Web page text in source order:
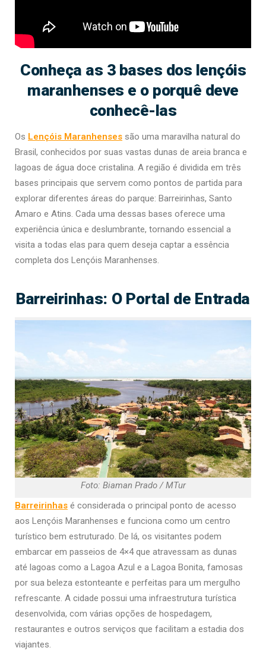
Conheça as 3 bases dos lençóis
maranhenses e o porquê deve
conhecê-las
Os Lençóis Maranhenses são uma maravilha natural do
Brasil, conhecidos por suas vastas dunas de areia branca e
lagoas de água doce cristalina. A região é dividida em três
bases principais que servem como pontos de partida para
explorar diferentes áreas do parque: Barreirinhas, Santo
Amaro e Atins. Cada uma dessas bases oferece uma
experiência única e deslumbrante, tornando essencial a
visita a todas elas para quem deseja captar a essência
completa dos Lençóis Maranhenses.
Barreirinhas: O Portal de Entrada
Foto: Biaman Prado / MTur
Barreirinhas é considerada o principal ponto de acesso
aos Lençóis Maranhenses e funciona como um centro
turístico bem estruturado. De lá, os visitantes podem
embarcar em passeios de 4×4 que atravessam as dunas
até lagoas como a Lagoa Azul e a Lagoa Bonita, famosas
por sua beleza estonteante e perfeitas para um mergulho
refrescante. A cidade possui uma infraestrutura turística
desenvolvida, com várias opções de hospedagem,
restaurantes e outros serviços que facilitam a estadia dos
viajantes.